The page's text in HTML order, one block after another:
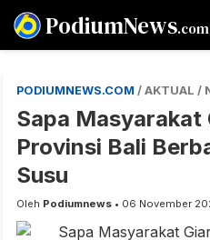
PodiumNews.com
PODIUMNEWS.COM / AKTUAL /
Sapa Masyarakat
Provinsi Bali
Susu
Oleh Podiumnews • 06 November